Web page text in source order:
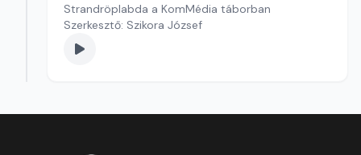
Strandröplabda a KomMédia táborban
Szerkesztő: Szikora József